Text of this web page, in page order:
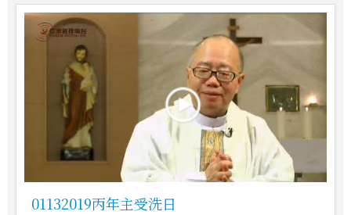
01132019丙年主受洗日